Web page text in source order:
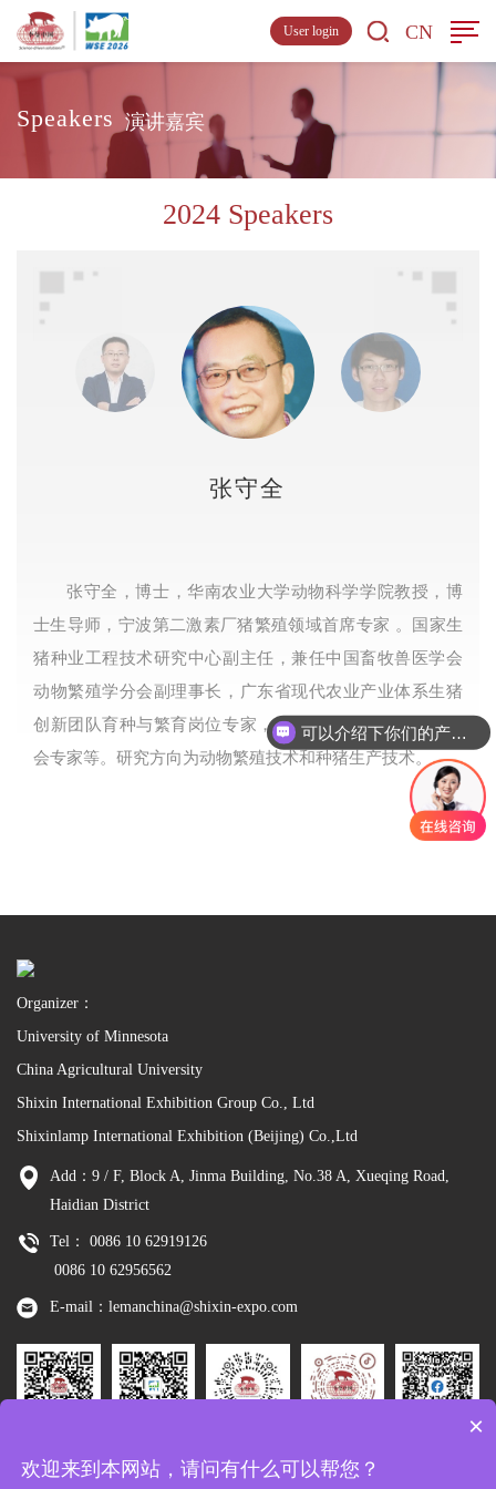
CN
User login
Speakers 演讲嘉宾
2024 Speakers
张守全
张守全，博士，华南农业大学动物科学学院教授，博
士生导师，宁波第二激素厂猪繁殖领域首席专家 。国家生
猪种业工程技术研究中心副主任，兼任中国畜牧兽医学会
动物繁殖学分会副理事长，广东省现代农业产业体系生猪
创新团队育种与繁育岗位专家，广东省养猪协会专家委员
会专家等。研究方向为动物繁殖技术和种猪生产技术。
Organizer：
University of Minnesota
China Agricultural University
Shixin International Exhibition Group Co., Ltd
Shixinlamp International Exhibition (Beijing) Co.,Ltd
Add：9 / F, Block A, Jinma Building, No.38 A, Xueqing Road,
Haidian District
Tel： 0086 10 62919126
0086 10 62956562
E-mail：lemanchina@shixin-expo.com
Wechat
Tiktok
可以介绍下你们的产品么
×
欢迎来到本网站，请问有什么可以帮您？